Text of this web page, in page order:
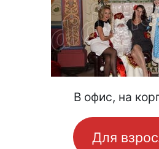
В офис, на
Для